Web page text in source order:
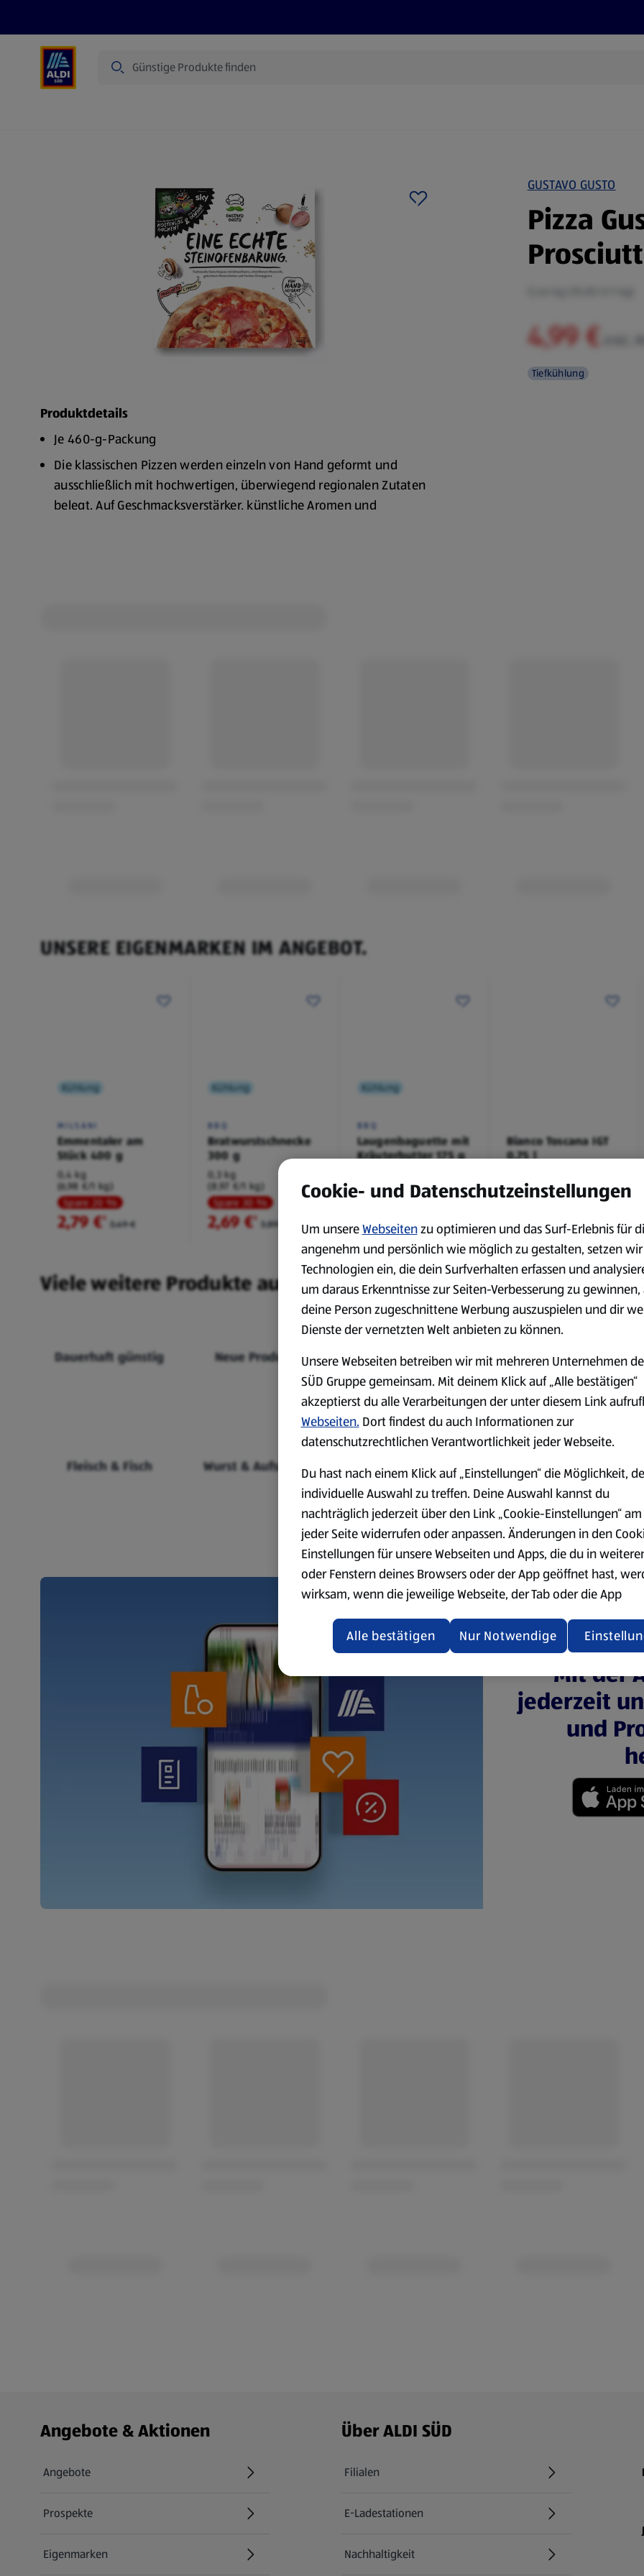
GUSTAVO GUSTO
Pizza
4,99 €
Tiefkühlung
Produktdetails
Je 460-g-Packung
Die klassischen Pizzen werden einzeln von Hand geformt und
ausschließlich mit hochwertigen, überwiegend regionalen Zutaten
belegt. Auf Geschmacksverstärker, künstliche Aromen und
UNSERE EIGENMARKEN IM ANGEBOT.
Kühlung
MILSANI
Emmentaler am
Stück 400 g
0,4 kg
(6,98 €/1 kg)
Spare 20 %
2,79 €² 3,49 €
Kühlung
BBQ
Bratwurstschnecke
300 g
0,3 kg
(8,97 €/1 kg)
Spare 30 %
2,69 €² 3,89 €
Kühlung
BBQ
Laugenbaguette mit
Kräuterbutter 175 g
(4,51 €/1 kg)
Spare 38 %
0,79 € 1,29 €
Bianco Toscana IGT
0,75 l
(3,72 €/1 l)
Spare 20 %
2,79 € 3,49 €
Viele weitere Produkte aus unserem Sortiment.
Dauerhaft günstig Neue Produkte Markenprodukte Bio-Produkte
Fleisch & Fisch Wurst & Aufschnitt Käse
Milchprodukte &
Eier
Mit der
jederzeit
und
Fußzeilenmenü - weitere Links
Angebote & Aktionen
Angebote
Prospekte
Eigenmarken
Über ALDI SÜD
Filialen
E-Ladestationen
Nachhaltigkeit
Cookie- und Datenschutzeinstellungen
Um unsereWebseitenzu optimieren und das Surf-Erlebnis für
angenehm und persönlich wie möglich zu gestalten, setzen wir
Technologien ein, die dein Surfverhalten erfassen und
um daraus Erkenntnisse zur Seiten-Verbesserung zu gewinnen,
deine Person zugeschnittene Werbung auszuspielen und dir
Dienste der vernetzten Welt anbieten zu können.
Unsere Webseiten betreiben wir mit mehreren Unternehmen
SÜD Gruppe gemeinsam. Mit deinem Klick auf „Alle bestätigen“
akzeptierst du alle Verarbeitungen der unter diesem Link
Webseiten. Dort findest du auch Informationen zur
datenschutzrechtlichen Verantwortlichkeit jeder Webseite.
Du hast nach einem Klick auf „Einstellungen“ die Möglichkeit,
individuelle Auswahl zu treffen. Deine Auswahl kannst du
nachträglich jederzeit über den Link „Cookie-Einstellungen“
jeder Seite widerrufen oder anpassen. Änderungen in den
Einstellungen für unsere Webseiten und Apps, die du in
oder Fenstern deines Browsers oder der App geöffnet hast,
wirksam, wenn die jeweilige Webseite, der Tab oder die App
aktualisiert oder geschlossen und anschließend wieder geöffnet
Datenschutzerklärung zur Verfügung.
Übersicht der Webseitenbetreiber und Datenschutzerklärungen
Nur Notwendige
Alle bestätigen